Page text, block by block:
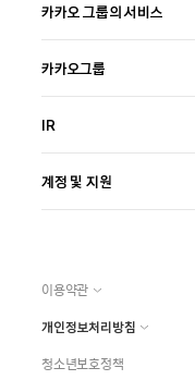
카카오 그룹의 서비스
카카오그룹
IR
계정 및 지원
이용약관
개인정보처리방침
청소년보호정책